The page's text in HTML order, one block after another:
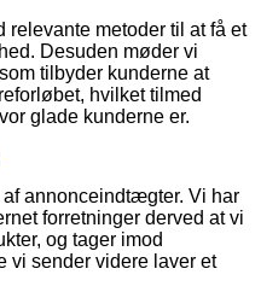
relevante metoder til at få et
Desuden møder vi
tilbyder kunderne at
hvilket tilmed
glade kunderne er.
annonceindtægter. Vi har
forretninger derved at vi
og tager imod
vi sender videre laver et